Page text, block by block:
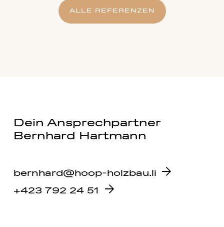
ALLE REFERENZEN
Dein Ansprechpartner
Bernhard Hartmann
bernhard@hoop-holzbau.li
+423 792 24 51